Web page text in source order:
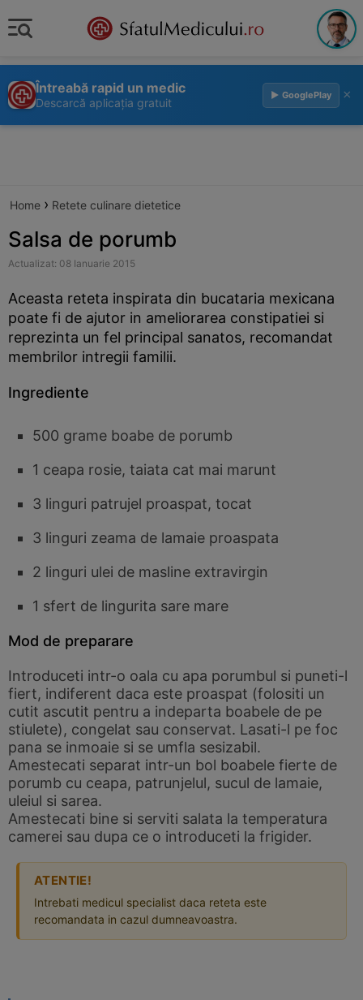
Întreabă rapid un medic
Descarcă aplicația gratuit
▶ GooglePlay ×
Home › Retete culinare dietetice
Salsa de porumb
Actualizat: 08 Ianuarie 2015
Aceasta reteta inspirata din bucataria mexicana
poate fi de ajutor in ameliorarea constipatiei si
reprezinta un fel principal sanatos, recomandat
membrilor intregii familii.
Ingrediente
500 grame boabe de porumb
1 ceapa rosie, taiata cat mai marunt
3 linguri patrujel proaspat, tocat
3 linguri zeama de lamaie proaspata
2 linguri ulei de masline extravirgin
1 sfert de lingurita sare mare
Mod de preparare
Introduceti intr-o oala cu apa porumbul si puneti-l
fiert, indiferent daca este proaspat (folositi un
cutit ascutit pentru a indeparta boabele de pe
stiulete), congelat sau conservat. Lasati-l pe foc
pana se inmoaie si se umfla sesizabil.
Amestecati separat intr-un bol boabele fierte de
porumb cu ceapa, patrunjelul, sucul de lamaie,
uleiul si sarea.
Amestecati bine si serviti salata la temperatura
camerei sau dupa ce o introduceti la frigider.
ATENTIE!
Intrebati medicul specialist daca reteta este
recomandata in cazul dumneavoastra.